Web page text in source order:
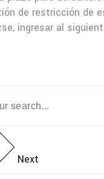
de restricción de
ingresar al
Next